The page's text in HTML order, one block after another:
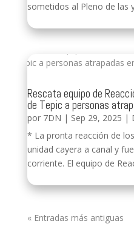
sometidos al Pleno de las
Rescata equipo de
de Tepic a personas
por 7DN | Sep 29, 2025 |
* La pronta reacción de
unidad cayera a canal y
corriente. El equipo de
« Entradas más antiguas